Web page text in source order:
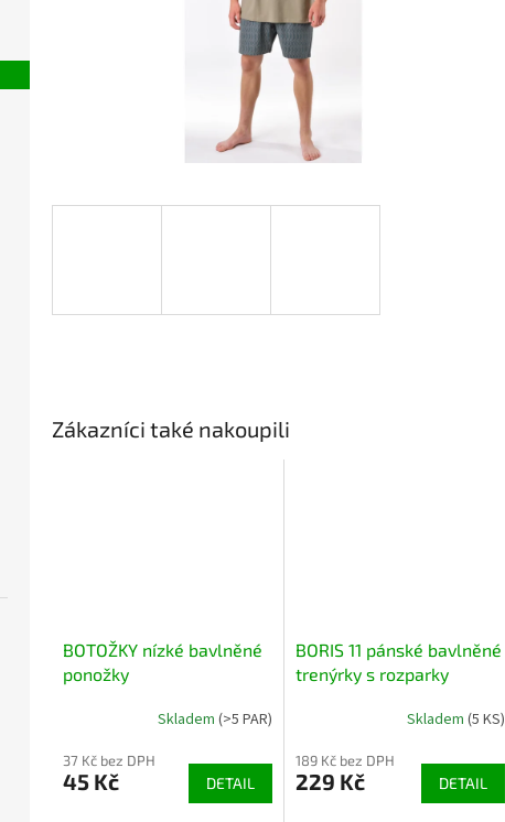
Zákazníci také nakoupili
BOTOŽKY nízké bavlněné
ponožky
Skladem (>5 PAR)
37 Kč bez DPH
45 Kč DETAIL
BORIS 11 pánské bavlněné
trenýrky s rozparky
Skladem (5 KS)
189 Kč bez DPH
229 Kč DETAIL